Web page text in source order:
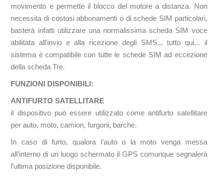
movimento e permette il blocco del motore a distanza. Non
necessita di costosi abbonamenti o di schede SIM particolari,
basterà infatti utilizzare una normalissima scheda SIM voce
abilitata all'invio e alla ricezione degli SMS... tutto qui... il
sistema è compatibile con tutte le schede SIM ad eccezione
della scheda Tre.
FUNZIONI DISPONIBILI:
ANTIFURTO SATELLITARE
il dispositivo può essere utilizzato come antifurto satellitare
per auto, moto, camion, furgoni, barche.
In caso di furto, qualora l’auto o la moto venga messa
all’interno di un luogo schermato il GPS comunque segnalerà
l’ultima posizione disponibile.